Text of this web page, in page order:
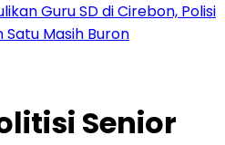
Guru SD di Cirebon, Polisi
Masih Buron
Senior